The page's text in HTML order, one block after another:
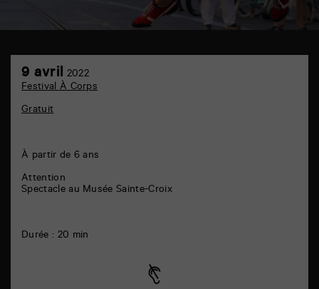
Sainte-
Croix
86000
Poitiers
9 avril 20229
avril
Festival À Corps
Gratuit
À partir de 6 ans
Attention
Spectacle au Musée Sainte-Croix
Durée : 20 min